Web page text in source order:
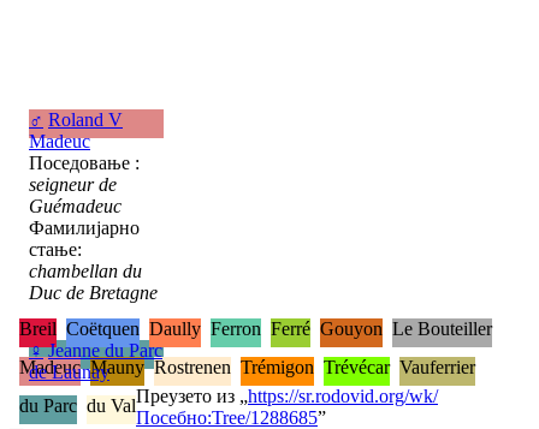
♂ Roland V
Madeuc
Поседовање :
seigneur de
Guémadeuc
Фамилијарно
стање:
chambellan du
Duc de Bretagne
♀ Jeanne du Parc
de Launay
Breil Coëtquen Daully Ferron Ferré Gouyon Le Bouteiller
Madeuc Mauny Rostrenen Trémigon Trévécar Vauferrier
du Parc du ValПреузето из „https://sr.rodovid.org/wk/
Посебно:Tree/1288685”